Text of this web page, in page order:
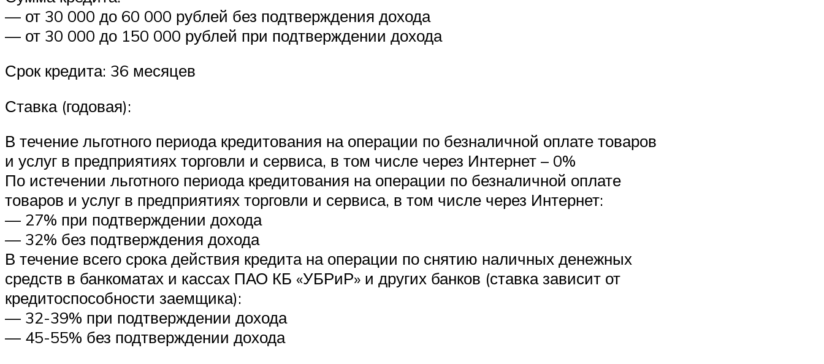
— от 30 000 до 60 000 рублей без подтверждения дохода
— от 30 000 до 150 000 рублей при подтверждении дохода
Срок кредита: 36 месяцев
Ставка (годовая):
В течение льготного периода кредитования на операции по безналичной оплате товаров
и услуг в предприятиях торговли и сервиса, в том числе через Интернет – 0%
По истечении льготного периода кредитования на операции по безналичной оплате
товаров и услуг в предприятиях торговли и сервиса, в том числе через Интернет:
— 27% при подтверждении дохода
— 32% без подтверждения дохода
В течение всего срока действия кредита на операции по снятию наличных денежных
средств в банкоматах и кассах ПАО КБ «УБРиР» и других банков (ставка зависит от
кредитоспособности заемщика):
— 32-39% при подтверждении дохода
— 45-55% без подтверждении дохода